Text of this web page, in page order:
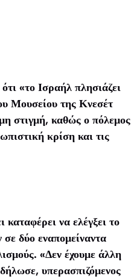
«το Ισραήλ πλησιάζει
Μουσείου της Κνεσέτ
στιγμή, καθώς ο πόλεμος
κρίση και τις
να ελέγξει το
σε δύο εναπομείναντα
«Δεν έχουμε άλλη
υπερασπιζόμενος